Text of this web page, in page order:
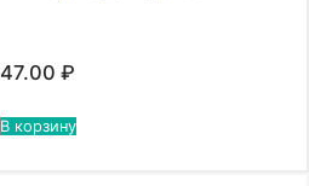
47.00 ₽
В корзину